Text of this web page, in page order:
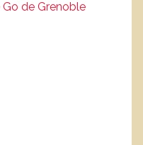
de Grenoble